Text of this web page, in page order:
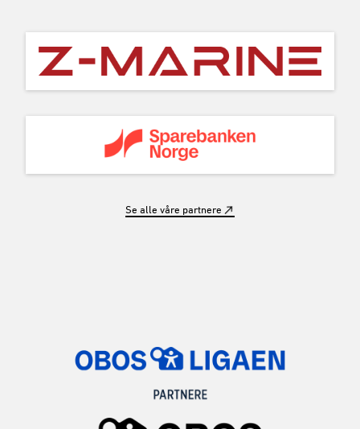
Se alle våre partnere